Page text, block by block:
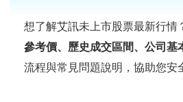
想了解艾訊未上市股票最新行情
參考價、歷史成交區間、公司基
流程與常見問題說明，協助您安